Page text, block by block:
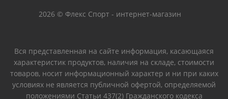
2026 © Флекс Спорт - интернет-магазин
Вся представленная на сайте информация, касающаяся
характеристик продуктов, наличия на складе, стоимости
товаров, носит информационный характер и ни при каких
условиях не является публичной офертой, определяемой
положениями Статьи 437(2) Гражданского кодекса